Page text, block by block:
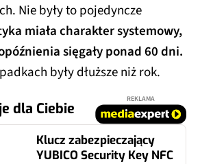
Nie były to pojedyncze
miała charakter systemowy,
sięgały ponad 60 dni.
były dłuższe niż rok.
dla Ciebie
REKLAMA
Klucz zabezpieczający
YUBICO Security Key NFC